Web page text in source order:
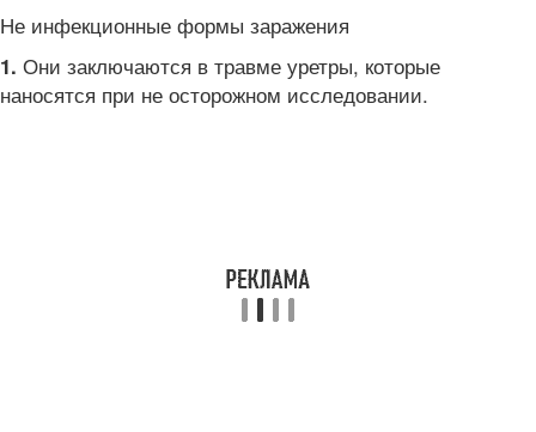
Не инфекционные формы заражения
1. Они заключаются в травме уретры, которые
наносятся при не осторожном исследовании.